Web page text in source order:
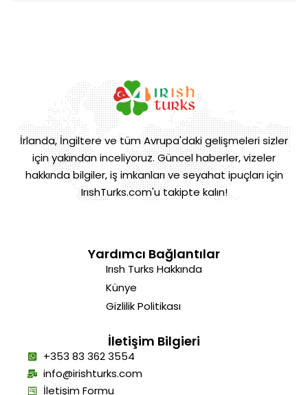
İrlanda, İngiltere ve tüm Avrupa'daki gelişmeleri sizler
için yakından inceliyoruz. Güncel haberler, vizeler
hakkında bilgiler, iş imkanları ve seyahat ipuçları için
IrıshTurks.com'u takipte kalın!
Yardımcı Bağlantılar
Irısh Turks Hakkında
Künye
Gizlilik Politikası
İletişim Bilgieri
+353 83 362 3554
info@irishturks.com
İletişim Formu